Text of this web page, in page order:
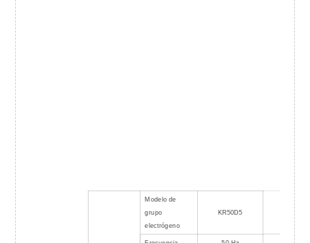
Modelo de
grupo
electrógeno
KR50D5 KR63D6